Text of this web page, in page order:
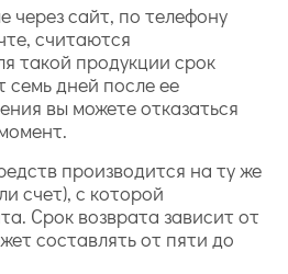
через сайт, по телефону
считаются
такой продукции срок
семь дней после ее
вы можете отказаться
производится на ту же
счет), с которой
Срок возврата зависит от
составлять от пяти до